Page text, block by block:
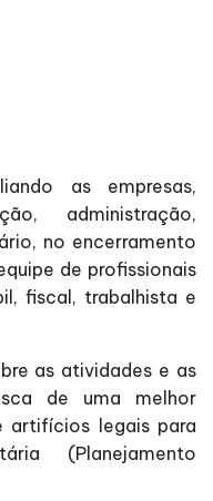
as empresas,
administração,
no encerramento
de profissionais
fiscal, trabalhista e
as atividades e as
de uma melhor
artifícios legais para
(Planejamento